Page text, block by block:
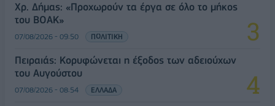
Χρ. Δήμας: «Προχωρούν τα έργα σε όλο το μήκος
του ΒΟΑΚ»
07/08/2026 - 09:50 ΠΟΛΙΤΙΚΗ
Πειραιάς: Κορυφώνεται η έξοδος των αδειούχων
του Αυγούστου
07/08/2026 - 08:54 ΕΛΛΑΔΑ